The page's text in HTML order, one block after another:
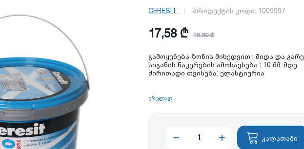
CERESIT პროდუქტის კოდი: 1009997
17,58 ₾ 18,90 ₾
გამოყენება ზონის მიხედვით : შიდა და გარე
სიგანის ნაკერების ამოსავსება : 10 მმ-მდე
ძირითადი თვისება: ელასტიურია
ვრცლად
კალათაში